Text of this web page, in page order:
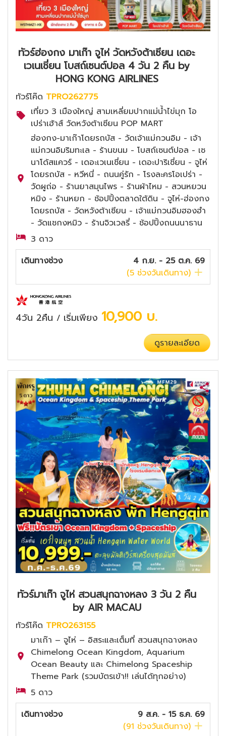
ทัวร์ฮ่องกง มาเก๊า จูไห่ วัดหวังต้าเซียน เดอะ
เวเนเชี่ยน โบสถ์เซนต์ปอล 4 วัน 2 คืน by
HONG KONG AIRLINES
ทัวร์โค๊ด TPRO262775
เที่ยว 3 เมืองใหญ่ สามเหลี่ยมปากแม่น้ำไข่มุก โอ
เปร่าเฮ้าส์ วัดหวังต้าเซียน POP MART
ฮ่องกง-มาเก๊าโดยรถบัส - วัดเจ้าแม่กวนอิม - เจ้า
แม่กวนอิมริมทะเล - ร้านขนม - โบสถ์เซนต์ปอล - เซ
นาโด้สแควร์ - เดอะเวเนเชี่ยน - เดอะปาริเชี่ยน - จูไห่
โดยรถบัส - หวีหนี่ - ถนนคู่รัก - โรงละครโอเปร่า -
วัดผูถ่อ - ร้านยาสมุนไพร - ร้านผ้าไหม - สวนหยวน
หมิง - ร้านหยก - ช้อปปิ้งตลาดใต้ดิน - จูไห่-ฮ่องกง
โดยรถบัส - วัดหวังต้าเซียน - เจ้าแม่กวนอิมฮองฮำ
- วัดแชกงหมิว - ร้านจิวเวลรี่ - ช้อปปิ้งถนนนาธาน
3 ดาว
เดินทางช่วง
4 ก.ย. - 25 ต.ค. 69
(5 ช่วงวันเดินทาง)
4วัน 2คืน / เริ่มเพียง 10,900 บ.
ดูรายละเอียด
ทัวร์มาเก๊า จูไห่ สวนสนุกฉางหลง 3 วัน 2 คืน
by AIR MACAU
ทัวร์โค๊ด TPRO263155
มาเก๊า – จูไห่ – อิสระและเต็มที่ สวนสนุกฉางหลง
Chimelong Ocean Kingdom, Aquarium
Ocean Beauty และ Chimelong Spaceship
Theme Park (รวมบัตรเข้า!! เล่นได้ทุกอย่าง)
5 ดาว
เดินทางช่วง
9 ส.ค. - 15 ธ.ค. 69
(91 ช่วงวันเดินทาง)